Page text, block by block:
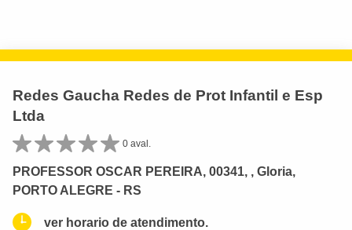
Redes Gaucha Redes de Prot Infantil e Esp
Ltda
0 aval.
PROFESSOR OSCAR PEREIRA, 00341, , Gloria,
PORTO ALEGRE - RS
ver horario de atendimento.